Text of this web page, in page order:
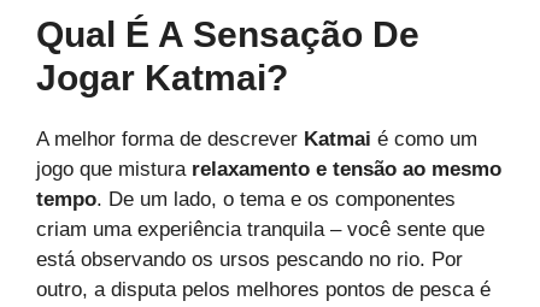
Qual É A Sensação De
Jogar Katmai?
A melhor forma de descrever Katmai é como um
jogo que mistura relaxamento e tensão ao mesmo
tempo. De um lado, o tema e os componentes
criam uma experiência tranquila – você sente que
está observando os ursos pescando no rio. Por
outro, a disputa pelos melhores pontos de pesca é